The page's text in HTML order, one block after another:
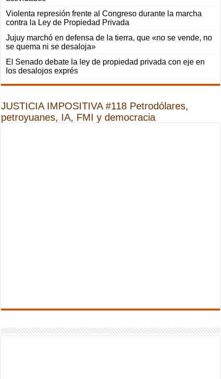
Violenta represión frente al Congreso durante la marcha
contra la Ley de Propiedad Privada
Jujuy marchó en defensa de la tierra, que «no se vende, no
se quema ni se desaloja»
El Senado debate la ley de propiedad privada con eje en
los desalojos exprés
JUSTICIA IMPOSITIVA #118 Petrodólares,
petroyuanes, IA, FMI y democracia